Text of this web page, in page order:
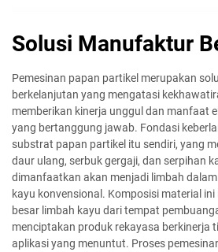
Solusi Manufaktur
Pemesinan papan partikel merupakan
berkelanjutan yang mengatasi
memberikan kinerja unggul dan manfaat
yang bertanggung jawab. Fondasi
substrat papan partikel itu sendiri, yang
daur ulang, serbuk gergaji, dan serpihan
dimanfaatkan akan menjadi limbah
kayu konvensional. Komposisi material
besar limbah kayu dari tempat
menciptakan produk rekayasa berkinerja
aplikasi yang menuntut. Proses